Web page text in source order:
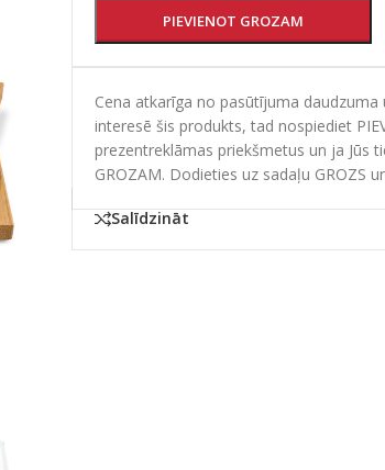
PIEVIENOT GROZAM
Cena atkarīga no pasūtījuma daudzuma
interesē šis produkts, tad nospiediet
prezentreklāmas priekšmetus un ja Jūs
GROZAM. Dodieties uz sadaļu GROZS
Salīdzināt